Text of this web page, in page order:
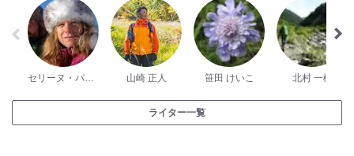
山崎 正人 笹田 けいこ 北村 一樹
ライター一覧